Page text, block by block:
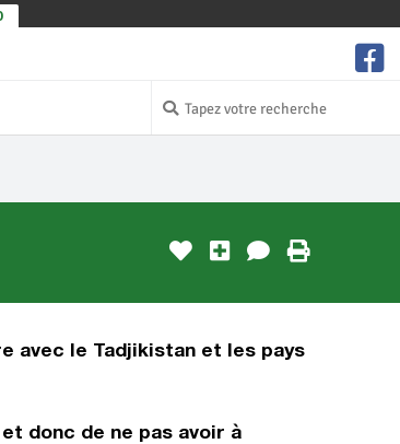
avec le Tadjikistan et les pays
donc de ne pas avoir à